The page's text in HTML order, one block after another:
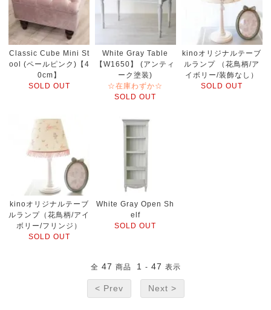
Classic Cube Mini St
ool (ペールピンク)【4
0cm】
SOLD OUT
White Gray Table
【W1650】 (アンティ
ーク塗装)
☆在庫わずか☆
SOLD OUT
kinoオリジナルテーブ
ルランプ （花鳥柄/ア
イボリー/装飾なし）
SOLD OUT
kinoオリジナルテーブ
ルランプ（花鳥柄/アイ
ボリー/フリンジ）
SOLD OUT
White Gray Open Sh
elf
SOLD OUT
全 47 商品 1 - 47 表示
< Prev Next >